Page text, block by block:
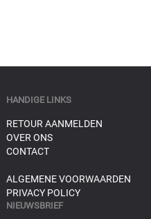
HANDIGE LINKS
RETOUR AANMELDEN
OVER ONS
CONTACT
ALGEMENE VOORWAARDEN
PRIVACY POLICY
NIEUWSBRIEF